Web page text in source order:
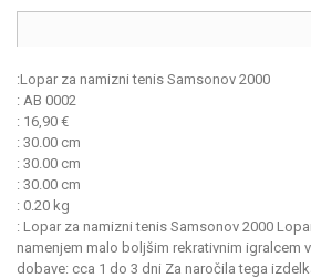
:Lopar za namizni tenis Samsonov 2000
: AB 0002
: 16,90 €
: 30.00 cm
: 30.00 cm
: 30.00 cm
: 0.20 kg
: Lopar za namizni tenis Samsonov 2000
namenjem malo boljšim rekrativnim igralcem
dobave: cca 1 do 3 dni Za naročila tega